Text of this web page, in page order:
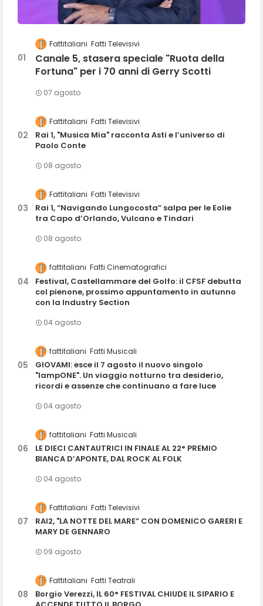
Fattitaliani Fatti Televisivi
Canale 5, stasera speciale "Ruota della
Fortuna" per i 70 anni di Gerry Scotti
07 agosto
Fattitaliani Fatti Televisivi
Rai 1, "Musica Mia" racconta Asti e l’universo di
Paolo Conte
08 agosto
Fattitaliani Fatti Televisivi
Rai 1, “Navigando Lungocosta” salpa per le Eolie
tra Capo d’Orlando, Vulcano e Tindari
08 agosto
fattitaliani Fatti Cinematografici
Festival, Castellammare del Golfo: il CFSF debutta
col pienone, prossimo appuntamento in autunno
con la Industry Section
04 agosto
fattitaliani Fatti Musicali
GIOVAMI: esce il 7 agosto il nuovo singolo
"lampONE". Un viaggio notturno tra desiderio,
ricordi e assenze che continuano a fare luce
04 agosto
fattitaliani Fatti Musicali
LE DIECI CANTAUTRICI IN FINALE AL 22° PREMIO
BIANCA D’APONTE, DAL ROCK AL FOLK
04 agosto
Fattitaliani Fatti Televisivi
RAI2, "LA NOTTE DEL MARE” CON DOMENICO GARERI E
MARY DE GENNARO
09 agosto
Fattitaliani Fatti Teatrali
Borgio Verezzi, IL 60° FESTIVAL CHIUDE IL SIPARIO E